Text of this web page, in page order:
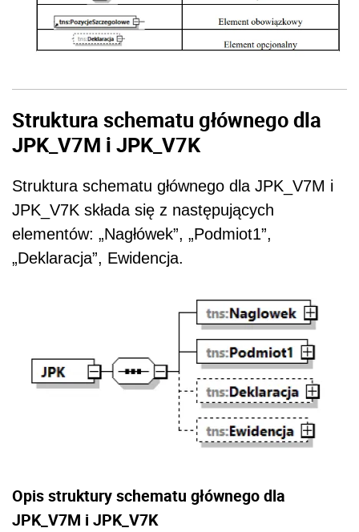
Struktura schematu głównego dla
JPK_V7M i JPK_V7K
Struktura schematu głównego dla JPK_V7M i
JPK_V7K składa się z następujących
elementów: „Nagłówek”, „Podmiot1”,
„Deklaracja”, Ewidencja.
Opis struktury schematu głównego dla
JPK_V7M i JPK_V7K